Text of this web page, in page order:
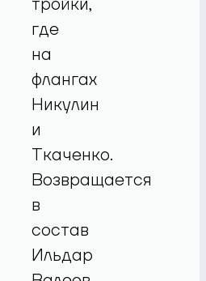
где
на
флангах
Никулин
и
Ткаченко.
Возвращается
в
состав
Ильдар